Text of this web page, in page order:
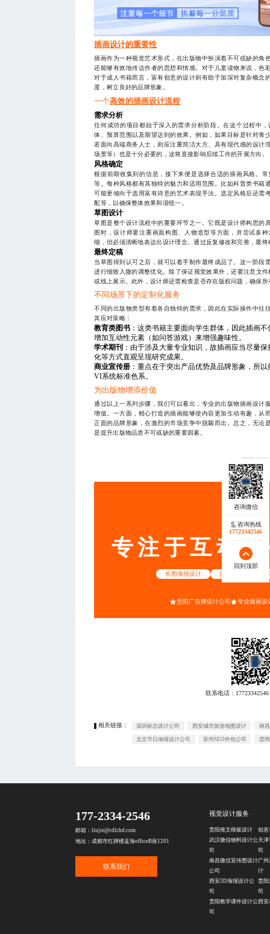
插画设计的重要性
插画作为一种视觉艺术形式，在出版物中扮演着不可或缺的角
还能够有效地传达作者的思想和情感。对于儿童读物来说，色
对于成人书籍而言，富有创意的设计则有助于加深对复杂概念
度，树立良好的品牌形象。
一个高效的插画设计流程
需求分析
任何成功的项目都始于深入的需求分析阶段。在这个过程中
体、预算范围以及期望达到的效果。例如，如果目标是针对青
若面向高端商务人士，则应注重简洁大方、具有现代感的设计
场景等）也是十分必要的，这将直接影响后续工作的开展方向。
风格确定
根据前期收集到的信息，接下来便是选择合适的插画风格。
等。每种风格都有其独特的魅力和适用范围。比如科普类书籍
可能更倾向于选用富有诗意的艺术表现手法。选定风格后还需
配等，以确保整体效果和谐统一。
草图设计
草图是整个设计流程中的重要环节之一。它既是设计师构思的
图时，设计师要注重画面构图、人物造型等方面，并尝试多
细，但必须清晰地表达出设计理念。通过反复修改和完善，最
最终定稿
当草图得到认可之后，就可以着手制作最终成品了。这一阶段
进行细致入微的调整优化。除了保证视觉效果外，还要注意文
或线上展示。此外，设计师还需检查是否存在版权问题，确保
不同场景下的定制化服务
不同的出版物类型有着各自独特的需求，因此在实际操作中往
其应对策略：
教育类图书 ：这类书籍主要面向学生群体，因此插画
增加互动性元素（如问答游戏）来增强趣味性。
学术期刊 ：由于涉及大量专业知识，故插画应当尽量
化等方式直观呈现研究成果。
商业宣传册 ：重点在于突出产品优势及品牌形象，所
VI系统标准色系。
为出版物增添价值
通过以上一系列步骤，我们可以看出，专业的出版物插画设计
增值。一方面，精心打造的插画能够使内容更加生动有趣，从
正面的品牌形象，在激烈的市场竞争中脱颖而出。总之，无论
是提升出版物品质不可或缺的重要因素。
— THE
服务
专注于互动
长图海报设计 昆明推文长图设计
贵阳广告牌设计公司 专业插画设
联系电话： 17723342546
相关链接： 深圳标志设计公司 西安城市旅游地图设计 南
北京节日海报设计公司 苏州SEO外包公司 昆
咨询热线
17723342546
回到顶部
177-2334-2546
邮箱：liujie@cdlchd.com
地址：成都市红牌楼蓝海officeB座1201
联系我们
视觉设计服务
贵阳推文模板设计
创意
武汉微信物料设计公
司
天
司
南昌微信宣传图设计
公司
广
计
西安3D海报设计公
司
贵阳
司
贵阳教学课件设计公
司
西安